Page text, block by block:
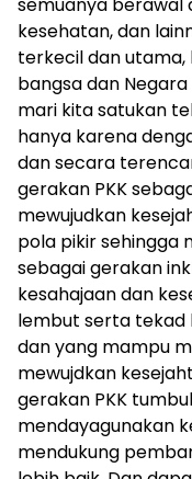
kesehatan, dan
terkecil dan utama,
bangsa dan
mari kita satukan
hanya karena
dan secara
gerakan PKK
mewujudkan
pola pikir sehingga
sebagai gerakan
kesahajaan dan
lembut serta tekad
dan yang mampu
mewujdkan
gerakan PKK
mendayagunakan
mendukung